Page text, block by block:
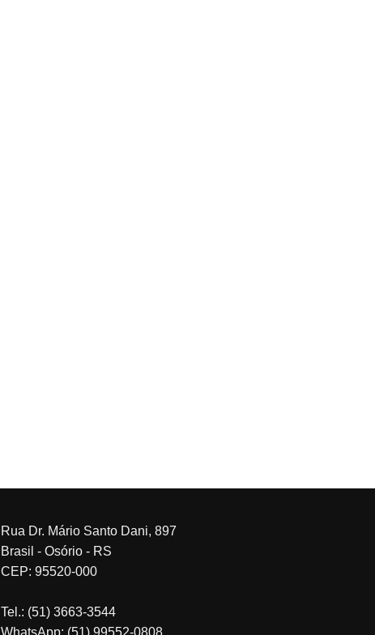
Rua Dr. Mário Santo Dani, 897
Brasil - Osório - RS
CEP: 95520-000
Tel.: (51) 3663-3544
WhatsApp: (51) 99552-0808